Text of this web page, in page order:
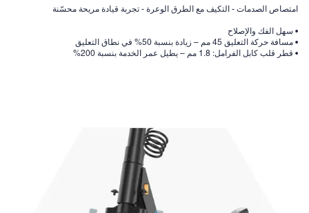
امتصاص الصدمات - التكيف مع الطرق الوعرة - تجربة قيادة مريحة محسّنة
• سهل الفك والإصلاح
• مسافة حركة التعليق 45 مم – زيادة بنسبة 50% في نطاق التعليق
• قطر قلب كابل الفرامل: 1.8 مم – يطيل عمر الخدمة بنسبة 200%